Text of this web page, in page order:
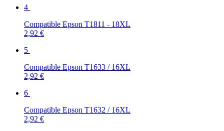
4
Compatible Epson T1811 - 18XL
2,92 €
5
Compatible Epson T1633 / 16XL
2,92 €
6
Compatible Epson T1632 / 16XL
2,92 €